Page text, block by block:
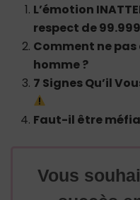
L’émotion
respect de
Comment ne
homme ?
7 Signes Qu’il
Faut-il être
Vous